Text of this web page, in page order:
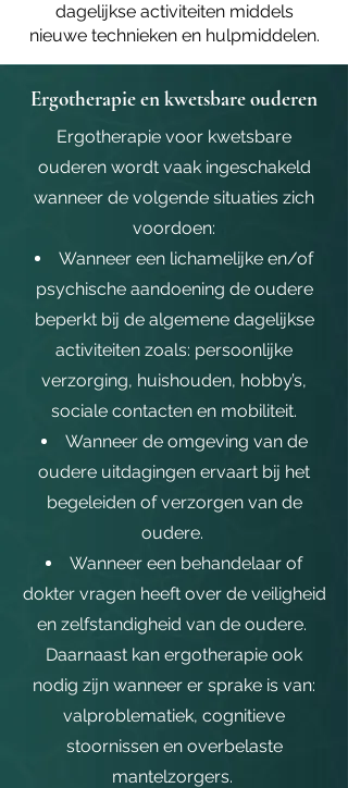
dagelijkse activiteiten middels
nieuwe technieken en hulpmiddelen.
Ergotherapie en kwetsbare ouderen
Ergotherapie voor kwetsbare
ouderen wordt vaak ingeschakeld
wanneer de volgende situaties zich
voordoen:
Wanneer een lichamelijke en/of
psychische aandoening de oudere
beperkt bij de algemene dagelijkse
activiteiten zoals: persoonlijke
verzorging, huishouden, hobby’s,
sociale contacten en mobiliteit.
Wanneer de omgeving van de
oudere uitdagingen ervaart bij het
begeleiden of verzorgen van de
oudere.
Wanneer een behandelaar of
dokter vragen heeft over de veiligheid
en zelfstandigheid van de oudere.
Daarnaast kan ergotherapie ook
nodig zijn wanneer er sprake is van:
valproblematiek, cognitieve
stoornissen en overbelaste
mantelzorgers.